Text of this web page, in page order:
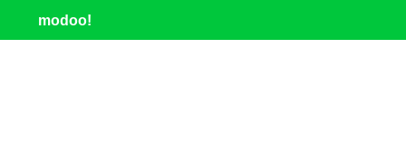
modoo!